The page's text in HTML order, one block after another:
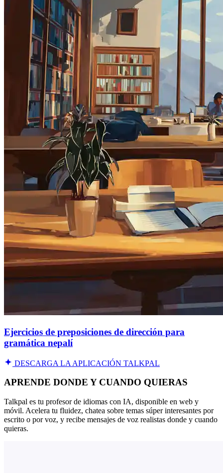
Ejercicios de preposiciones de dirección para
gramática nepalí
DESCARGA LA APLICACIÓN TALKPAL
APRENDE DONDE Y CUANDO QUIERAS
Talkpal es tu profesor de idiomas con IA, disponible en web y
móvil. Acelera tu fluidez, chatea sobre temas súper interesantes por
escrito o por voz, y recibe mensajes de voz realistas donde y cuando
quieras.